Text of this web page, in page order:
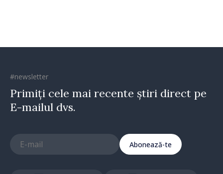
#newsletter
Primiți cele mai recente știri direct pe
E-mailul dvs.
Abonează-te